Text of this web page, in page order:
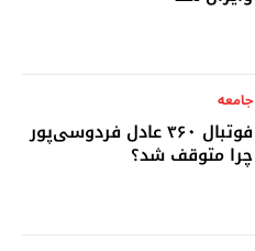
جامعه
فوتبال ۳۶۰ عادل فردوسی‌پور
چرا متوقف شد؟